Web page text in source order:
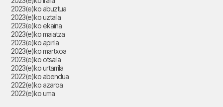
2023(e)ko abuztua
2023(e)ko uztaila
2023(e)ko ekaina
2023(e)ko maiatza
2023(e)ko apirila
2023(e)ko martxoa
2023(e)ko otsaila
2023(e)ko urtarrila
2022(e)ko abendua
2022(e)ko azaroa
2022(e)ko urria